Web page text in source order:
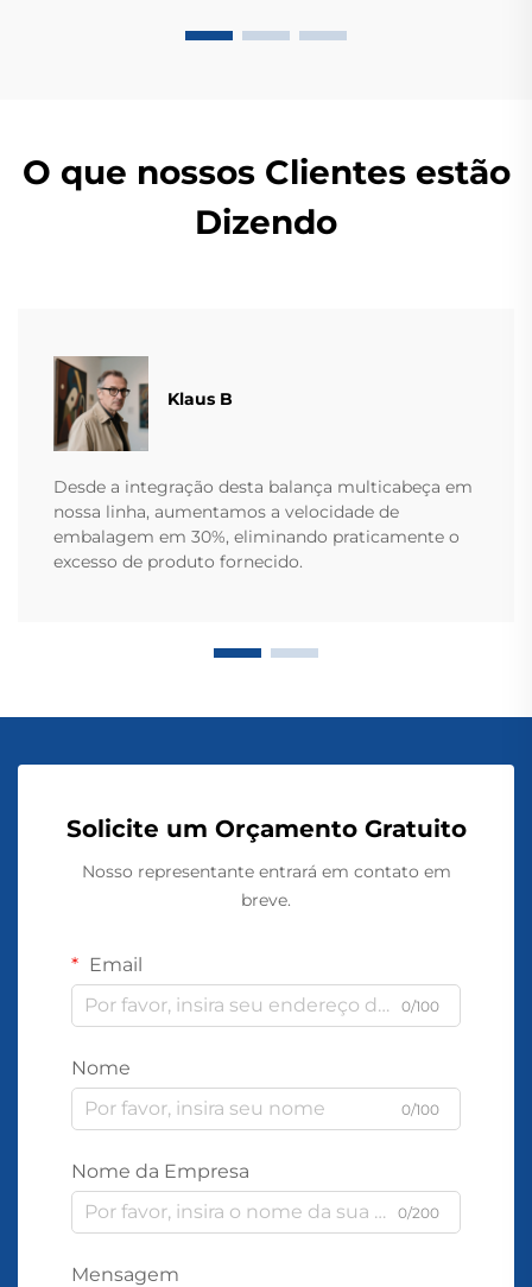
O que nossos Clientes estão
Dizendo
Klaus B
Desde a integração desta balança multicabeça em
nossa linha, aumentamos a velocidade de
embalagem em 30%, eliminando praticamente o
excesso de produto fornecido.
Solicite um Orçamento Gratuito
Nosso representante entrará em contato em
breve.
Email
0/100
Nome
0/100
Nome da Empresa
0/200
Mensagem